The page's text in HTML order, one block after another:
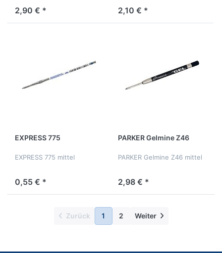
2,90 € * 2,10 € *
EXPRESS 775
EXPRESS 775 mittel
0,55 € *
PARKER Gelmine Z46
PARKER Gelmine Z46 mittel
2,98 € *
Zurück 1 2 Weiter